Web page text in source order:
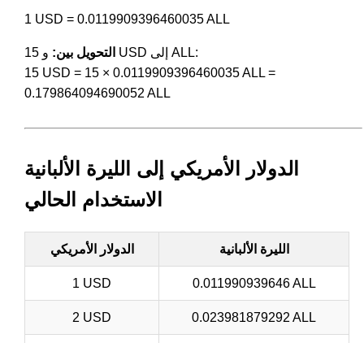
1 USD = 0.0119909396460035 ALL
التحويل بين:
و 15 USD إلى ALL:
15 USD = 15 × 0.0119909396460035 ALL =
0.179864094690052 ALL
الدولار الأمريكي إلى الليرة الألبانية
الاستخدام الحالي
الدولار الأمريكي الليرة الألبانية
1 USD 0.011990939646 ALL
2 USD 0.023981879292 ALL